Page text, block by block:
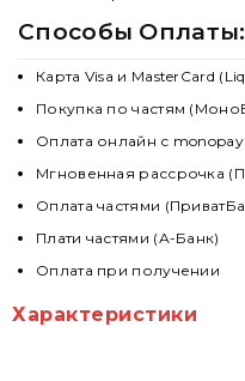
Способы Оплаты:
Карта Visa и MasterCard
Покупка по частям
Оплата онлайн с monopay
Мгновенная рассрочка
Оплата частями
Плати частями (А-Банк)
Оплата при получении
Характеристики